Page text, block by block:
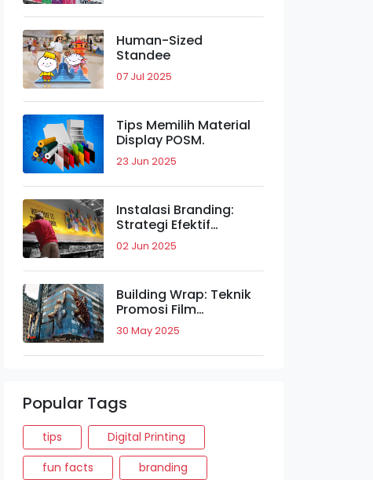
Human-Sized
Standee
07 Jul 2025
Tips Memilih Material
Display POSM.
23 Jun 2025
Instalasi Branding:
Strategi Efektif
Meningkatkan Daya
Tarik Merek.
02 Jun 2025
Building Wrap: Teknik
Promosi Film
'Rampage' yang
Bikin Takjub.
30 May 2025
Popular Tags
tips
Digital Printing
fun facts
branding